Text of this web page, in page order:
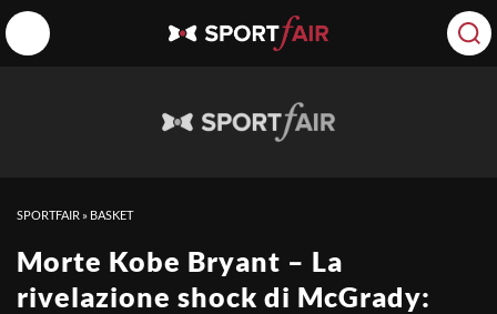
SPORTFAIR » BASKET
Morte Kobe Bryant – La
rivelazione shock di McGrady: